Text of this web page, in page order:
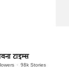
टाइम्स
98k Stories